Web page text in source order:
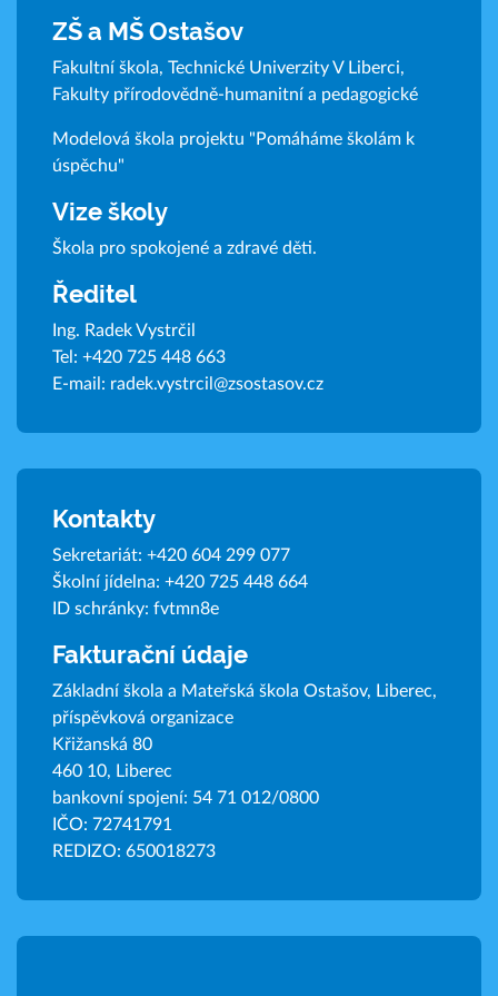
ZŠ a MŠ Ostašov
Fakultní škola, Technické Univerzity V Liberci,
Fakulty přírodovědně-humanitní a pedagogické
Modelová škola projektu "Pomáháme školám k
úspěchu"
Vize školy
Škola pro spokojené a zdravé děti.
Ředitel
Ing. Radek Vystrčil
Tel: +420 725 448 663
E-mail: radek.vystrcil@zsostasov.cz
Kontakty
Sekretariát: +420 604 299 077
Školní jídelna: +420 725 448 664
ID schránky: fvtmn8e
Fakturační údaje
Základní škola a Mateřská škola Ostašov, Liberec,
příspěvková organizace
Křižanská 80
460 10, Liberec
bankovní spojení: 54 71 012/0800
IČO: 72741791
REDIZO: 650018273